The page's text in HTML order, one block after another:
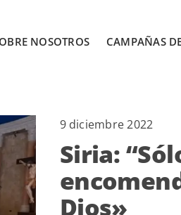
NOSOTROS CAMPAÑAS
9 diciembre 2022
Siria:
Dios»